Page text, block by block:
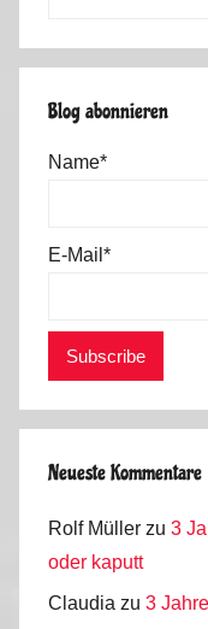
Blog abonnieren
Name*
E-Mail*
Neueste Kommentare
Rolf Müller zu 3
oder kaputt
Claudia zu 3